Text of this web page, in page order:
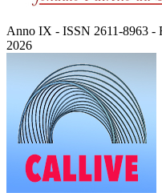
Anno IX - ISSN 2611-8963 -
2026